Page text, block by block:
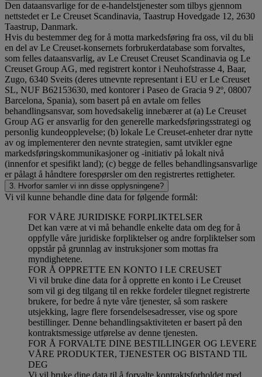
Den dataansvarlige for de e-handelstjenester som tilbys gjennom
nettstedet er Le Creuset Scandinavia, Taastrup Hovedgade 12, 2630
Taastrup, Danmark.
Hvis du bestemmer deg for å motta markedsføring fra oss, vil du bli
en del av Le Creuset-konsernets forbrukerdatabase som forvaltes,
som felles dataansvarlig, av Le Creuset Creuset Scandinavia og Le
Creuset Group AG, med registrert kontor i Neuhofstrasse 4, Baar,
Zugo, 6340 Sveits (deres utnevnte representant i EU er Le Creuset
SL, NUF B62153630, med kontorer i Paseo de Gracia 9 2º, 08007
Barcelona, Spania), som basert på en avtale om felles
behandlingsansvar, som hovedsakelig innebærer at (a) Le Creuset
Group AG er ansvarlig for den generelle markedsføringsstrategi og
personlig kundeopplevelse; (b) lokale Le Creuset-enheter drar nytte
av og implementerer den nevnte strategien, samt utvikler egne
markedsføringskommunikasjoner og -initiativ på lokalt nivå
(innenfor et spesifikt land); (c) begge de felles behandlingsansvarlige
er pålagt å håndtere forespørsler om den registrertes rettigheter.
3. Hvorfor samler vi inn disse opplysningene?
Vi vil kunne behandle dine data for følgende formål:
FOR VÅRE JURIDISKE FORPLIKTELSER
Det kan være at vi må behandle enkelte data om deg for å
oppfylle våre juridiske forpliktelser og andre forpliktelser som
oppstår på grunnlag av instruksjoner som mottas fra
myndighetene.
FOR Å OPPRETTE EN KONTO I LE CREUSET
Vi vil bruke dine data for å opprette en konto i Le Creuset
som vil gi deg tilgang til en rekke fordeler tilegnet registrerte
brukere, for bedre å nyte våre tjenester, så som raskere
utsjekking, lagre flere forsendelsesadresser, vise og spore
bestillinger. Denne behandlingsaktiviteten er basert på den
kontraktsmessige utførelse av denne tjenesten.
FOR Å FORVALTE DINE BESTILLINGER OG LEVERE
VÅRE PRODUKTER, TJENESTER OG BISTAND TIL
DEG